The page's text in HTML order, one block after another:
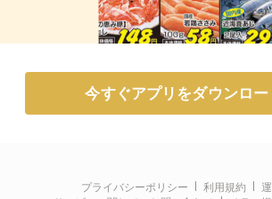
今すぐアプリをダウンロー
プライバシーポリシー 利用規約